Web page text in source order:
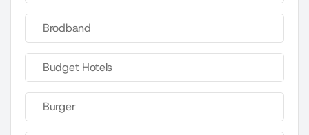
Brodband
Budget Hotels
Burger